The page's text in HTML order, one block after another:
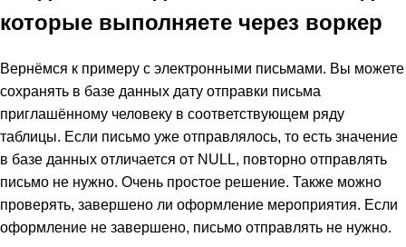
которые выполняете через воркер
Вернёмся к примеру с электронными письмами. Вы можете
сохранять в базе данных дату отправки письма
приглашённому человеку в соответствующем ряду
таблицы. Если письмо уже отправлялось, то есть значение
в базе данных отличается от NULL, повторно отправлять
письмо не нужно. Очень простое решение. Также можно
проверять, завершено ли оформление мероприятия. Если
оформление не завершено, письмо отправлять не нужно.